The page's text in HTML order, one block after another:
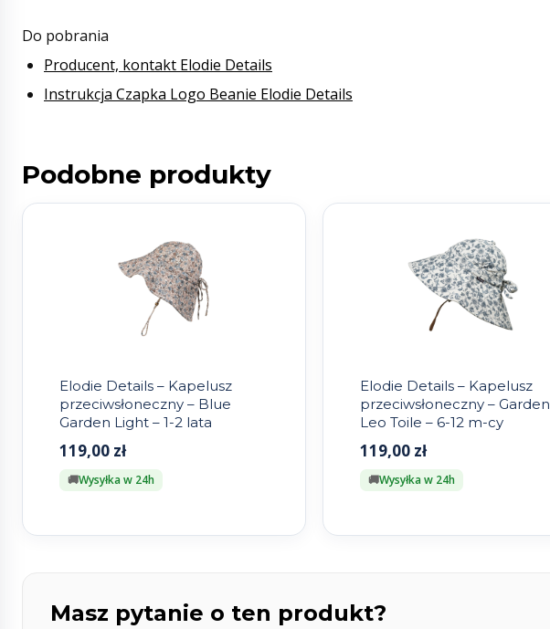
Do pobrania
Producent, kontakt Elodie Details
Instrukcja Czapka Logo Beanie Elodie Details
Podobne produkty
Elodie Details – Kapelusz
przeciwsłoneczny – Blue
Garden Light – 1-2 lata
119,00 zł
Wysyłka w 24h
Elodie Details – Kapelusz
przeciwsłoneczny – Garden
Leo Toile – 6-12 m-cy
119,00 zł
Wysyłka w 24h
Masz pytanie o ten produkt?